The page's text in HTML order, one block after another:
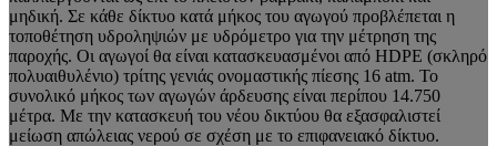
μηδική. Σε κάθε δίκτυο κατά μήκος του αγωγού προβλέπεται η
τοποθέτηση υδροληψιών με υδρόμετρο για την μέτρηση της
παροχής. Οι αγωγοί θα είναι κατασκευασμένοι από HDPE (σκληρό
πολυαιθυλένιο) τρίτης γενιάς ονομαστικής πίεσης 16 atm. Το
συνολικό μήκος των αγωγών άρδευσης είναι περίπου 14.750
μέτρα. Με την κατασκευή του νέου δικτύου θα εξασφαλιστεί
μείωση απώλειας νερού σε σχέση με το επιφανειακό δίκτυο.